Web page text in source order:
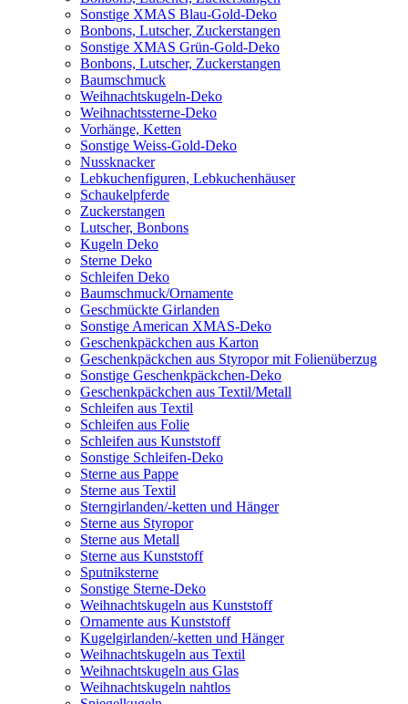
Sonstige XMAS Blau-Gold-Deko
Bonbons, Lutscher, Zuckerstangen
Sonstige XMAS Grün-Gold-Deko
Bonbons, Lutscher, Zuckerstangen
Baumschmuck
Weihnachtskugeln-Deko
Weihnachtssterne-Deko
Vorhänge, Ketten
Sonstige Weiss-Gold-Deko
Nussknacker
Lebkuchenfiguren, Lebkuchenhäuser
Schaukelpferde
Zuckerstangen
Lutscher, Bonbons
Kugeln Deko
Sterne Deko
Schleifen Deko
Baumschmuck/Ornamente
Geschmückte Girlanden
Sonstige American XMAS-Deko
Geschenkpäckchen aus Karton
Geschenkpäckchen aus Styropor mit Folienüberzug
Sonstige Geschenkpäckchen-Deko
Geschenkpäckchen aus Textil/Metall
Schleifen aus Textil
Schleifen aus Folie
Schleifen aus Kunststoff
Sonstige Schleifen-Deko
Sterne aus Pappe
Sterne aus Textil
Sterngirlanden/-ketten und Hänger
Sterne aus Styropor
Sterne aus Metall
Sterne aus Kunststoff
Sputniksterne
Sonstige Sterne-Deko
Weihnachtskugeln aus Kunststoff
Ornamente aus Kunststoff
Kugelgirlanden/-ketten und Hänger
Weihnachtskugeln aus Textil
Weihnachtskugeln aus Glas
Weihnachtskugeln nahtlos